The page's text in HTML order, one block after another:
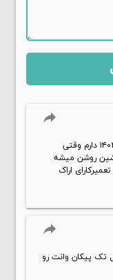
reply
سلام وقت بخیرمن یه ساینااس دوگانه مدل۱۴۰۲ دارم وقتی
روشن میشه
اراک
reply
پیکان وانت رو